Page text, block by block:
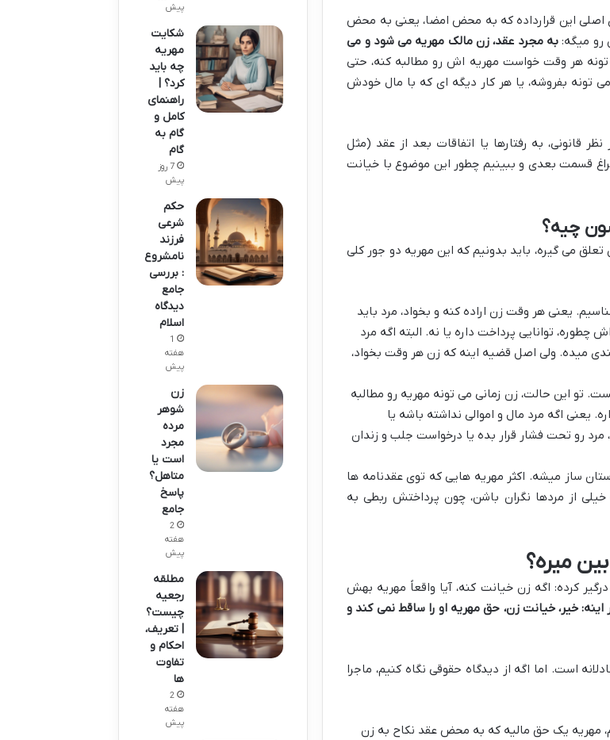
اصلی این قرارداده که به محض امضا، یعنی به محض
به مجرد عقد، زن مالک مهریه می شود و می
هر وقت خواست مهریه اش رو مطالبه کنه، حتی
تونه بفروشه، یا هر کار دیگه ای که با مال خودش
به رفتارها یا اتفاقات بعد از عقد (مثل
قسمت بعدی و ببینیم چطور این موضوع با خیانت
چیه؟
می گیره، باید بدونیم که این مهریه دو جور کلی
یعنی هر وقت زن اراده کنه و بخواد، مرد باید
توانایی پرداخت داره یا نه. البته اگه مرد
میده. ولی اصل قضیه اینه که زن هر وقت بخواد،
تو این حالت، زن زمانی می تونه مهریه رو مطالبه
یعنی اگه مرد مال و اموالی نداشته باشه یا
رو تحت فشار قرار بده یا درخواست جلب و زندان
ساز میشه. اکثر مهریه هایی که توی عقدنامه ها
از مردها نگران باشن، چون پرداختش ربطی به
میره؟
کرده: اگه زن خیانت کنه، آیا واقعاً مهریه بهش
خیر، خیانت زن، حق مهریه او را ساقط نمی کند و
است. اما اگه از دیدگاه حقوقی نگاه کنیم، ماجرا
مهریه یک حق مالیه که به محض عقد نکاح به زن
پیش
شکایت
مهریه
چه باید
کرد؟ |
راهنمای
کامل و
گام به
گام
7 روز
پیش
حکم
شرعی
فرزند
نامشروع
: بررسی
جامع
دیدگاه
اسلام
1
هفته
پیش
زن
شوهر
مرده
مجرد
است یا
متاهل؟
پاسخ
جامع
2
هفته
پیش
مطلقه
رجعیه
چیست؟
| تعریف،
احکام و
تفاوت
ها
2
هفته
پیش